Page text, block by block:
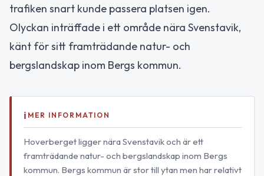
trafiken snart kunde passera platsen igen.
Olyckan inträffade i ett område nära Svenstavik,
känt för sitt framträdande natur- och
bergslandskap inom Bergs kommun.
MER INFORMATION
Hoverberget ligger nära Svenstavik och är ett
framträdande natur- och bergslandskap inom Bergs
kommun. Bergs kommun är stor till ytan men har relativt